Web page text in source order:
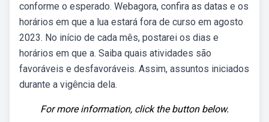
conforme o esperado. Webagora, confira as datas e os
horários em que a lua estará fora de curso em agosto
2023. No início de cada mês, postarei os dias e
horários em que a. Saiba quais atividades são
favoráveis e desfavoráveis. Assim, assuntos iniciados
durante a vigência dela.
For more information, click the button below.